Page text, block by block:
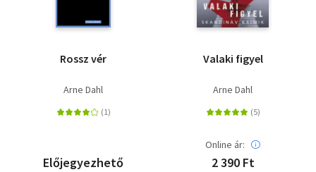
Rossz vér
Arne Dahl
Előjegyezhető
Valaki figyel
Arne Dahl
Online ár:
2 390 Ft